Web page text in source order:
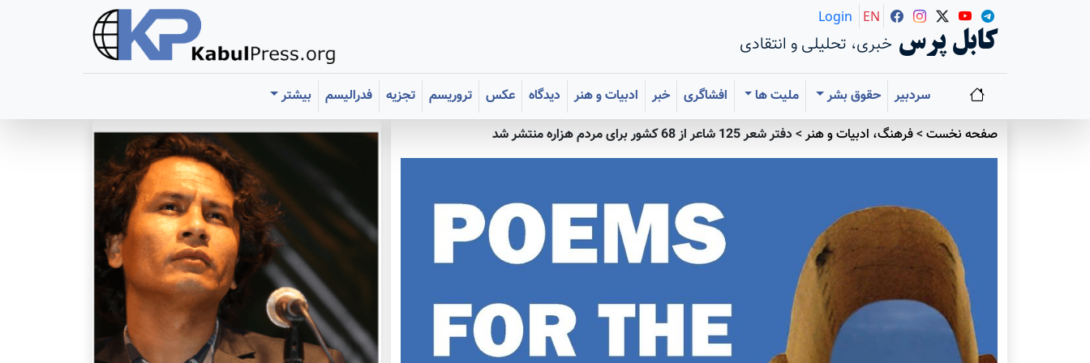
کابل پرس خبری، تحلیلی و انتقادی
Login EN
سردبیر حقوق بشر ملیت ها افشاگری خبر ادبیات و هنر دیدگاه عکس تروریسم تجزیه فدرالیسم
بیشتر
صفحه نخست>فرهنگ، ادبیات و هنر> دفتر شعر 125 شاعر از 68 کشور برای مردم هزاره منتشر شد